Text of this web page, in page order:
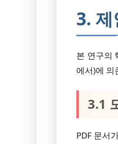
3.
본 연구의
에서)에 의
3.1
PDF 문서